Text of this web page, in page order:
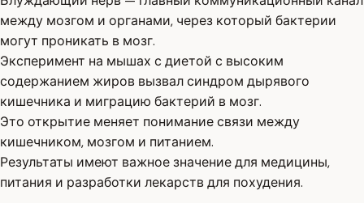
между мозгом и органами, через который бактерии
могут проникать в мозг.
Эксперимент на мышах с диетой с высоким
содержанием жиров вызвал синдром дырявого
кишечника и миграцию бактерий в мозг.
Это открытие меняет понимание связи между
кишечником, мозгом и питанием.
Результаты имеют важное значение для медицины,
питания и разработки лекарств для похудения.